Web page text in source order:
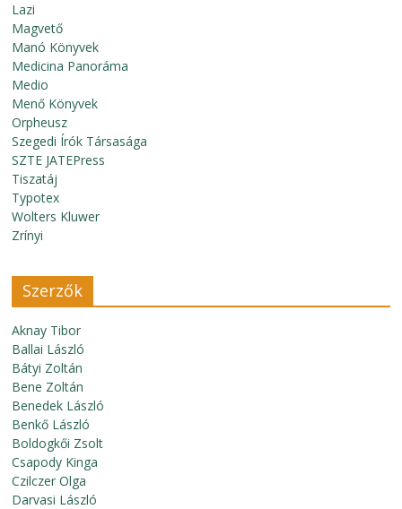
Lazi
Magvető
Manó Könyvek
Medicina Panoráma
Medio
Menő Könyvek
Orpheusz
Szegedi Írók Társasága
SZTE JATEPress
Tiszatáj
Typotex
Wolters Kluwer
Zrínyi
Szerzők
Aknay Tibor
Ballai László
Bátyi Zoltán
Bene Zoltán
Benedek László
Benkő László
Boldogkői Zsolt
Csapody Kinga
Czilczer Olga
Darvasi László